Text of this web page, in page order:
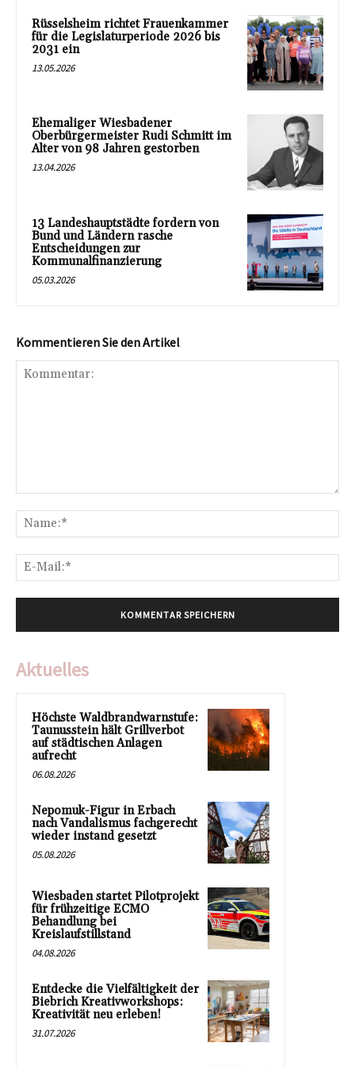
Rüsselsheim richtet Frauenkammer
für die Legislaturperiode 2026 bis
2031 ein
13.05.2026
Ehemaliger Wiesbadener
Oberbürgermeister Rudi Schmitt im
Alter von 98 Jahren gestorben
13.04.2026
13 Landeshauptstädte fordern von
Bund und Ländern rasche
Entscheidungen zur
Kommunalfinanzierung
05.03.2026
Kommentieren Sie den Artikel
Aktuelles
Höchste Waldbrandwarnstufe:
Taunusstein hält Grillverbot
auf städtischen Anlagen
aufrecht
06.08.2026
Nepomuk-Figur in Erbach
nach Vandalismus fachgerecht
wieder instand gesetzt
05.08.2026
Wiesbaden startet Pilotprojekt
für frühzeitige ECMO
Behandlung bei
Kreislaufstillstand
04.08.2026
Entdecke die Vielfältigkeit der
Biebrich Kreativworkshops:
Kreativität neu erleben!
31.07.2026